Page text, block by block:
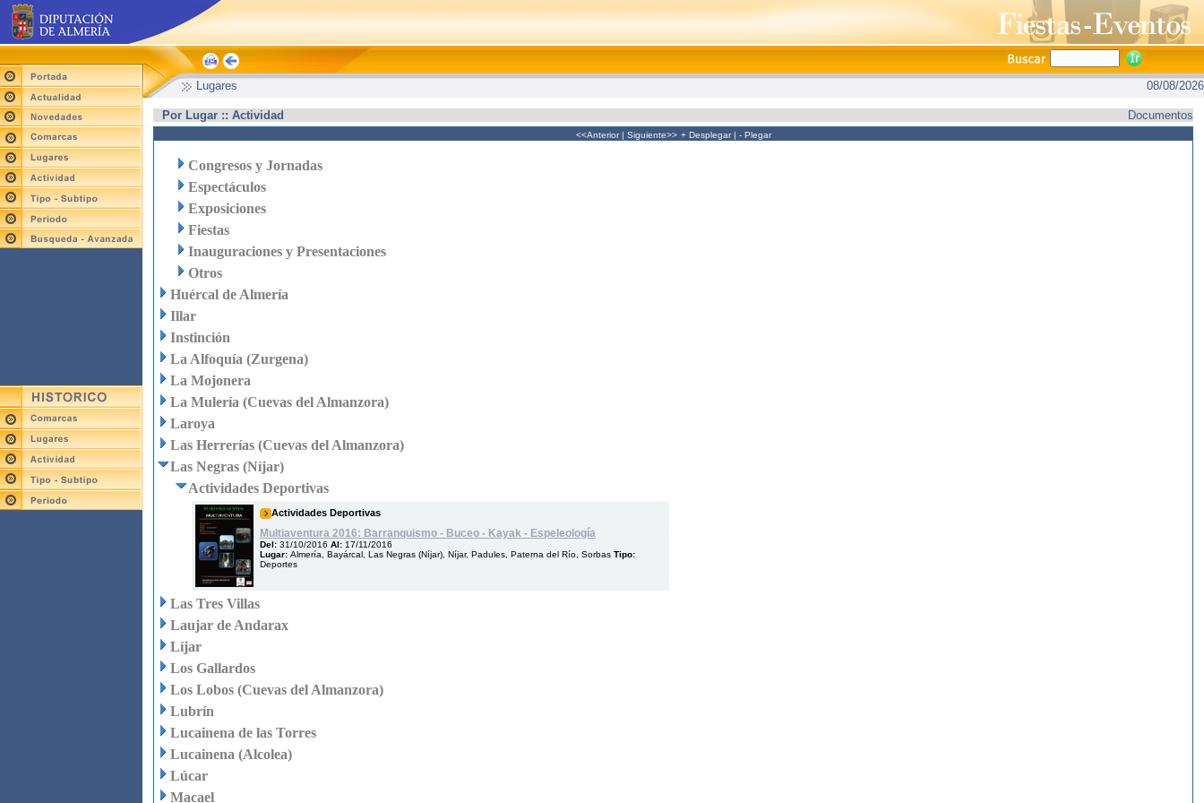
Lugares 08/08/2026
Por Lugar :: Actividad Documentos
<<Anterior| Siguiente>> + Desplegar| - Plegar
Congresos y Jornadas
Espectáculos
Exposiciones
Fiestas
Inauguraciones y Presentaciones
Otros
Huércal de Almería
Illar
Instinción
La Alfoquía (Zurgena)
La Mojonera
La Mulería (Cuevas del Almanzora)
Laroya
Las Herrerías (Cuevas del Almanzora)
Las Negras (Níjar)
Actividades Deportivas
Actividades Deportivas
Multiaventura 2016: Barranquismo - Buceo - Kayak - Espeleología
Del: 31/10/2016 Al: 17/11/2016
Lugar: Almería, Bayárcal, Las Negras (Níjar), Níjar, Padules, Paterna del Río, Sorbas Tipo:
Deportes
Las Tres Villas
Laujar de Andarax
Líjar
Los Gallardos
Los Lobos (Cuevas del Almanzora)
Lubrín
Lucainena de las Torres
Lucainena (Alcolea)
Lúcar
Macael